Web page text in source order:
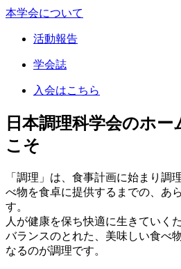
本学会について
活動報告
学会誌
入会はこちら
日本調理科学会のホー
こそ
「調理」は、食事計画に始まり調
べ物を食卓に提供するまでの、あ
す。
人が健康を保ち快適に生きていく
バランスのとれた、美味しい食べ
なるのが調理です。